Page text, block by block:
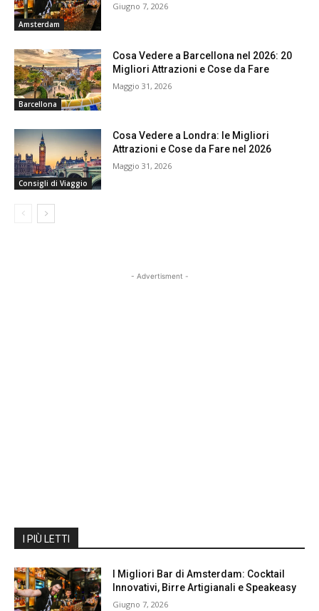
Amsterdam
Giugno 7, 2026
Barcellona
Cosa Vedere a Barcellona nel 2026: 20
Migliori Attrazioni e Cose da Fare
Maggio 31, 2026
Consigli di Viaggio
Cosa Vedere a Londra: le Migliori
Attrazioni e Cose da Fare nel 2026
Maggio 31, 2026
- Advertisment -
I PIÙ LETTI
I Migliori Bar di Amsterdam: Cocktail
Innovativi, Birre Artigianali e Speakeasy
Giugno 7, 2026